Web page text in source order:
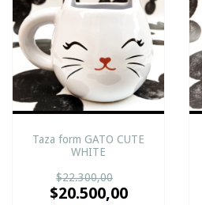
Taza form GATO CUTE
WHITE
$22.300,00
$20.500,00